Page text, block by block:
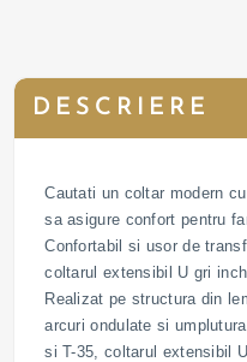
DESCRIERE
Cautati un coltar modern
sa asigure confort pentru
Confortabil si usor de
coltarul extensibil U gri
Realizat pe structura din
arcuri ondulate si
si T-35, coltarul extensibil